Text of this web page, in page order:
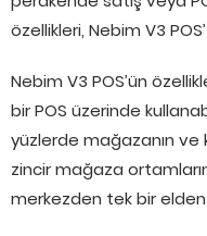
özellikleri, Nebim V3
Nebim V3 POS’ün
bir POS üzerinde
yüzlerde mağazanın ve
zincir mağaza
merkezden tek bir